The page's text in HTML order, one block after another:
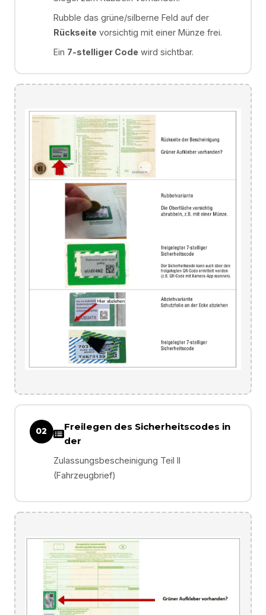
Rubble das grüne/silberne Feld auf der
Rückseite vorsichtig mit einer Münze frei.
Ein 7-stelliger Code wird sichtbar.
02
Freilegen des Sicherheitscodes in
der
Zulassungsbescheinigung Teil II
(Fahrzeugbrief)